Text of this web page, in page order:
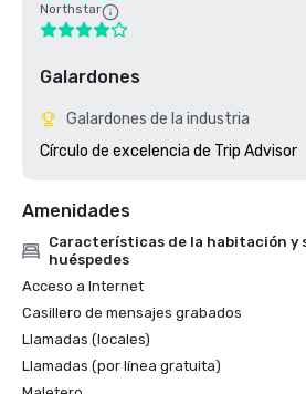
Northstar
Galardones
Galardones de la industria
Círculo de excelencia de Trip Advisor
Amenidades
Características de la habitación y
huéspedes
Acceso a Internet
Casillero de mensajes grabados
Llamadas (locales)
Llamadas (por línea gratuita)